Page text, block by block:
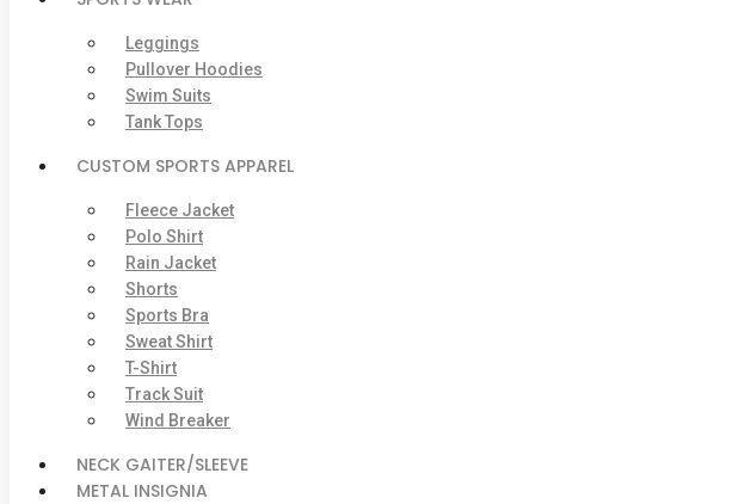
Leggings
Pullover Hoodies
Swim Suits
Tank Tops
CUSTOM SPORTS APPAREL
Fleece Jacket
Polo Shirt
Rain Jacket
Shorts
Sports Bra
Sweat Shirt
T-Shirt
Track Suit
Wind Breaker
NECK GAITER/SLEEVE
METAL INSIGNIA